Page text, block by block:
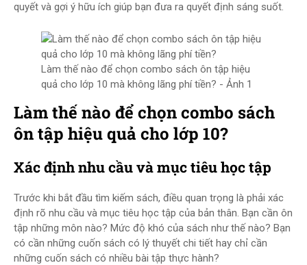
quyết và gợi ý hữu ích giúp bạn đưa ra quyết định sáng suốt.
Làm thế nào để chọn combo sách ôn tập hiệu
quả cho lớp 10 mà không lãng phí tiền? - Ảnh 1
Làm thế nào để chọn combo sách
ôn tập hiệu quả cho lớp 10?
Xác định nhu cầu và mục tiêu học tập
Trước khi bắt đầu tìm kiếm sách, điều quan trọng là phải xác
định rõ nhu cầu và mục tiêu học tập của bản thân. Bạn cần ôn
tập những môn nào? Mức độ khó của sách như thế nào? Bạn
có cần những cuốn sách có lý thuyết chi tiết hay chỉ cần
những cuốn sách có nhiều bài tập thực hành?